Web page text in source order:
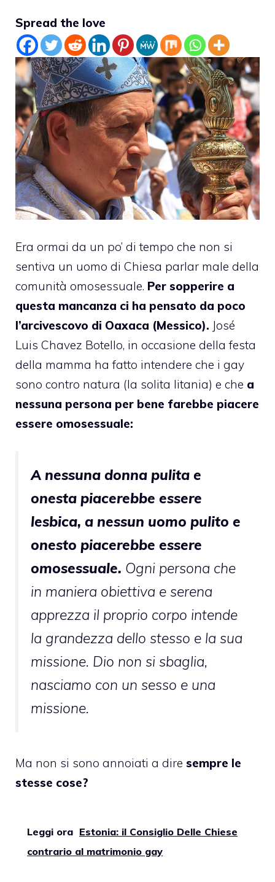
Spread the love
Era ormai da un po’ di tempo che non si
sentiva un uomo di Chiesa parlar male della
comunità omosessuale. Per sopperire a
questa mancanza ci ha pensato da poco
l’arcivescovo di Oaxaca (Messico). José
Luis Chavez Botello, in occasione della festa
della mamma ha fatto intendere che i gay
sono contro natura (la solita litania) e che a
nessuna persona per bene farebbe piacere
essere omosessuale:
A nessuna donna pulita e
onesta piacerebbe essere
lesbica, a nessun uomo pulito e
onesto piacerebbe essere
omosessuale. Ogni persona che
in maniera obiettiva e serena
apprezza il proprio corpo intende
la grandezza dello stesso e la sua
missione. Dio non si sbaglia,
nasciamo con un sesso e una
missione.
Ma non si sono annoiati a dire sempre le
stesse cose?
Leggi ora Estonia: il Consiglio Delle Chiese
contrario al matrimonio gay